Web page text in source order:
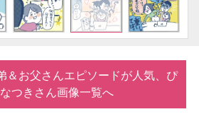
＆お父さんエピソードが人気、ぴ
つきさん画像一覧へ